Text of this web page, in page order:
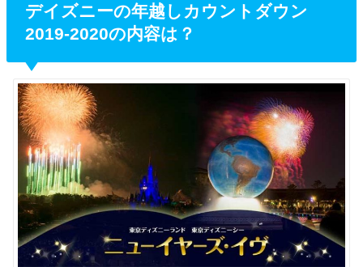
デイズニーの年越しカウントダウン
2019-2020の内容は？